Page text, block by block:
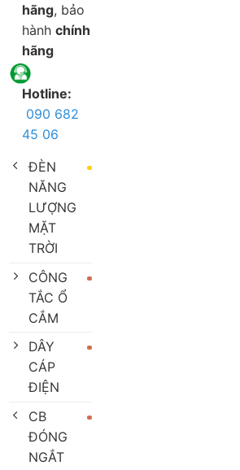
hãng, bảo
hành chính
hãng
Hotline:
090 682
45 06
ĐÈN
NĂNG
LƯỢNG
MẶT
TRỜI
CÔNG
TẮC Ổ
CẮM
DÂY
CÁP
ĐIỆN
CB
ĐÓNG
NGẮT